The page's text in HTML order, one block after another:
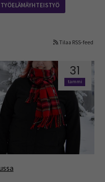
TYÖELÄMÄYHTEISTYÖ
Tilaa RSS-feed
31
tammi